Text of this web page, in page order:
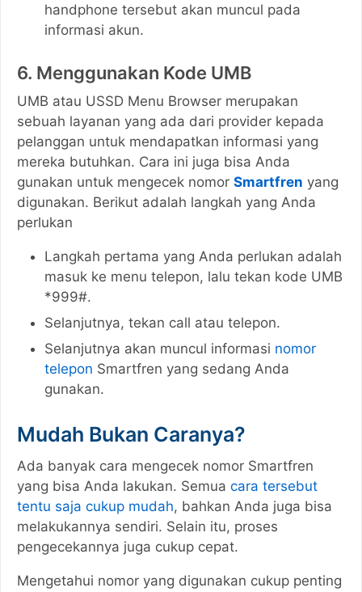
handphone tersebut akan muncul pada
informasi akun.
6. Menggunakan Kode UMB
UMB atau USSD Menu Browser merupakan
sebuah layanan yang ada dari provider kepada
pelanggan untuk mendapatkan informasi yang
mereka butuhkan. Cara ini juga bisa Anda
gunakan untuk mengecek nomor Smartfren yang
digunakan. Berikut adalah langkah yang Anda
perlukan
Langkah pertama yang Anda perlukan adalah
masuk ke menu telepon, lalu tekan kode UMB
*999#.
Selanjutnya, tekan call atau telepon.
Selanjutnya akan muncul informasi nomor
telepon Smartfren yang sedang Anda
gunakan.
Mudah Bukan Caranya?
Ada banyak cara mengecek nomor Smartfren
yang bisa Anda lakukan. Semua cara tersebut
tentu saja cukup mudah, bahkan Anda juga bisa
melakukannya sendiri. Selain itu, proses
pengecekannya juga cukup cepat.
Mengetahui nomor yang digunakan cukup penting